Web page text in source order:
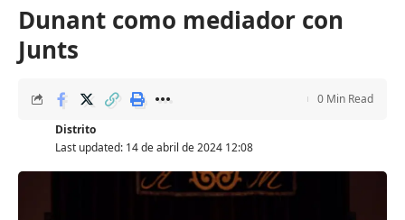
Dunant como mediador con
Junts
Last updated: 14 de abril de 2024 12:08
Distrito
0 Min Read